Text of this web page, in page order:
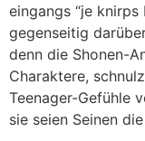
eingangs “je
gegenseitig
denn die Shonen-
Charaktere,
Teenager-Gefühle
sie seien Seinen